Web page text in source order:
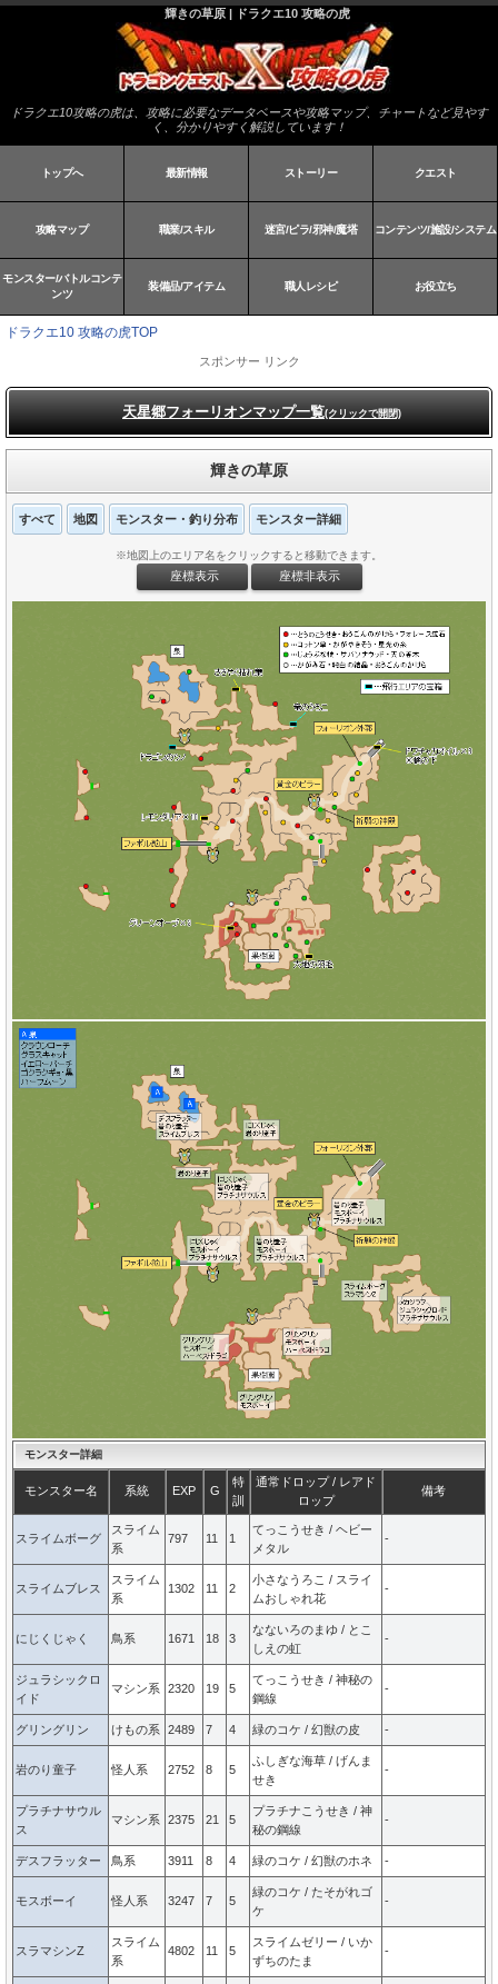
輝きの草原 | ドラクエ10 攻略の虎
ドラクエ10攻略の虎は、攻略に必要なデータベースや攻略マップ、チャートなど見やす
く、分かりやすく解説しています！
トップへ 最新情報 ストーリー クエスト
攻略マップ 職業/スキル 迷宮/ピラ/邪神/魔塔 コンテンツ/施設/システム
モンスター/バトルコンテ
ンツ
装備品/アイテム 職人レシピ お役立ち
ドラクエ10 攻略の虎TOP
スポンサー リンク
天星郷フォーリオンマップ一覧(クリックで開閉)
輝きの草原
すべて 地図 モンスター・釣り分布 モンスター詳細
※地図上のエリア名をクリックすると移動できます。
モンスター詳細
モンスター名 系統 EXP G
特
訓
通常ドロップ / レアド
ロップ
備考
スライムボーグ
スライム
系
797 11 1
てっこうせき / ヘビー
メタル
-
スライムブレス
スライム
系
1302 11 2
小さなうろこ / スライ
ムおしゃれ花
-
にじくじゃく 鳥系 1671 18 3
なないろのまゆ / とこ
しえの虹
-
ジュラシックロ
イド
マシン系 2320 19 5
てっこうせき / 神秘の
鋼線
-
グリングリン けもの系 2489 7 4 緑のコケ / 幻獣の皮 -
岩のり童子 怪人系 2752 8 5
ふしぎな海草 / げんま
せき
-
プラチナサウル
ス
マシン系 2375 21 5
プラチナこうせき / 神
秘の鋼線
-
デスフラッター 鳥系 3911 8 4 緑のコケ / 幻獣のホネ -
モスボーイ 怪人系 3247 7 5
緑のコケ / たそがれゴ
ケ
-
スラマシンZ
スライム
系
4802 11 5
スライムゼリー / いか
ずちのたま
-